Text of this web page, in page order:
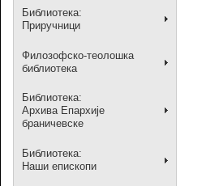
Библиотека:
Приручници
Филозофско-теолошка
библиотека
Библиотека:
Архива Епархије
браничевске
Библиотека:
Наши епископи